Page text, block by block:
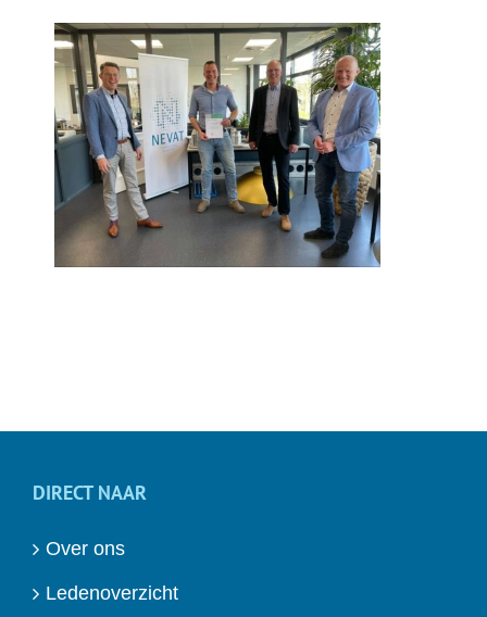
DIRECT NAAR
Over ons
Ledenoverzicht